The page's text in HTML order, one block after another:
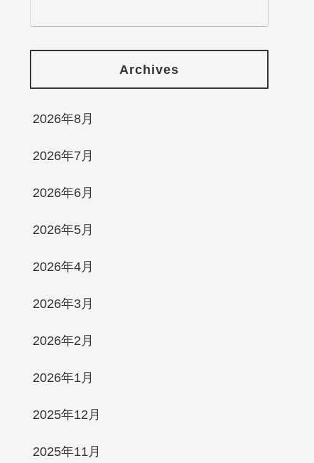
Archives
2026年8月
2026年7月
2026年6月
2026年5月
2026年4月
2026年3月
2026年2月
2026年1月
2025年12月
2025年11月